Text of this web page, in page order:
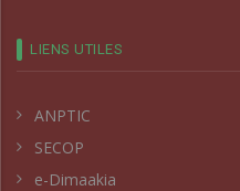
LIENS UTILES
ANPTIC
SECOP
e-Dimaakia